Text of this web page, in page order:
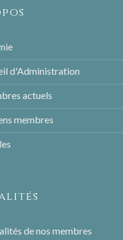
d'Administration
actuels
membres
de nos membres